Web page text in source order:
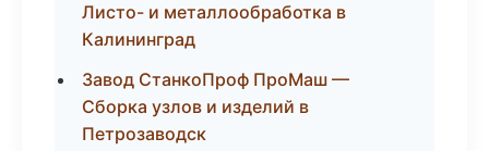
Листо- и металлообработка в
Калининград
Завод СтанкоПроф ПроМаш —
Сборка узлов и изделий в
Петрозаводск